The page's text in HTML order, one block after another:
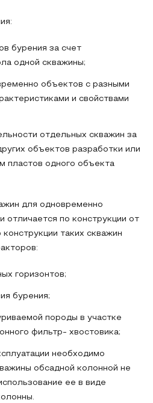
бурения за счет
одной скважины;
объектов с разными
и свойствами
отдельных скважин за
объектов разработки или
пластов одного объекта
для одновременно
отличается по конструкции от
таких скважин
горизонтов;
бурения;
породы в участке
фильтр- хвостовика;
необходимо
обсадной колонной не
ее в виде